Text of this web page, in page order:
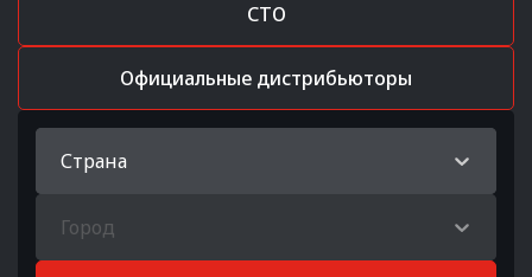
СТО
Официальные дистрибьюторы
Страна
Город